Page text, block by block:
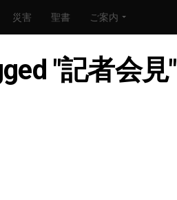
災害 聖書 ご案内
"記者会見"